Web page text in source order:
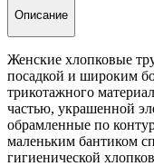
Описание
Женские хлопковые
посадкой и широким
трикотажного
частью, украшенной
обрамленные по
маленьким бантиком
гигиенической